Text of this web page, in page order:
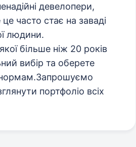
девелопери,
часто стає на заваді
людини.
більше ніж 20 років
вибір та оберете
нормам.Запрошуємо
портфоліо всіх